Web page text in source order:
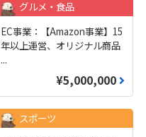
グルメ・食品
EC事業：【Amazon事業】15
年以上運営、オリジナル商品
...
¥5,000,000
スポーツ